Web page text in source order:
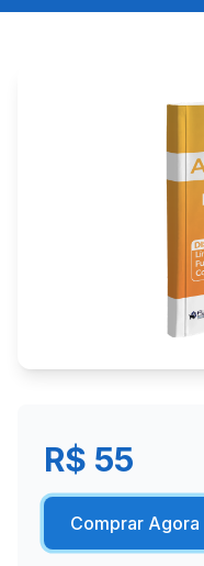
R$ 55
Comprar Agora